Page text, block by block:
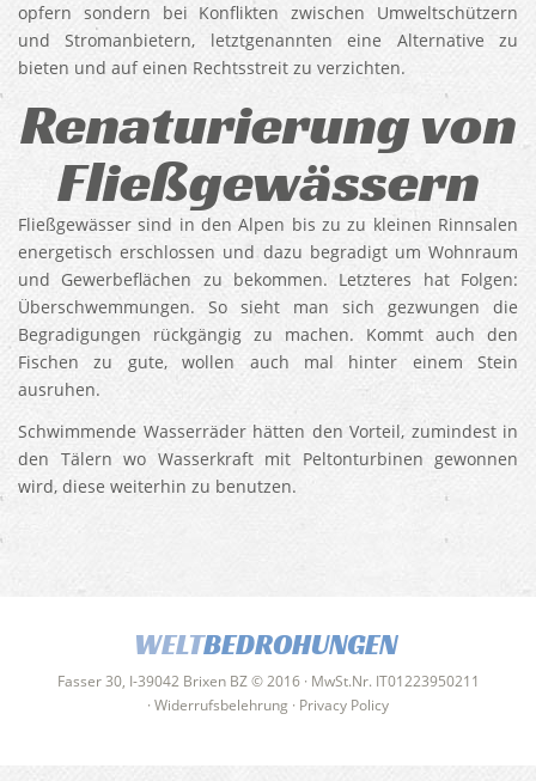
opfern sondern bei Konflikten zwischen Umweltschützern
und Stromanbietern, letztgenannten eine Alternative zu
bieten und auf einen Rechtsstreit zu verzichten.
Renaturierung von
Fließgewässern
Fließgewässer sind in den Alpen bis zu zu kleinen Rinnsalen
energetisch erschlossen und dazu begradigt um Wohnraum
und Gewerbeflächen zu bekommen. Letzteres hat Folgen:
Überschwemmungen. So sieht man sich gezwungen die
Begradigungen rückgängig zu machen. Kommt auch den
Fischen zu gute, wollen auch mal hinter einem Stein
ausruhen.
Schwimmende Wasserräder hätten den Vorteil, zumindest in
den Tälern wo Wasserkraft mit Peltonturbinen gewonnen
wird, diese weiterhin zu benutzen.
WELTBEDROHUNGEN
Fasser 30, I-39042 Brixen BZ © 2016 · MwSt.Nr. IT01223950211
· Widerrufsbelehrung · Privacy Policy